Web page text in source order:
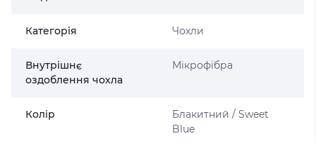
Категорія Чохли
Внутрішнє
оздоблення чохла
Мікрофібра
Колір
Блакитний / Sweet
Blue